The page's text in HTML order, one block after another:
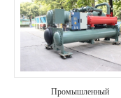
Промышленный